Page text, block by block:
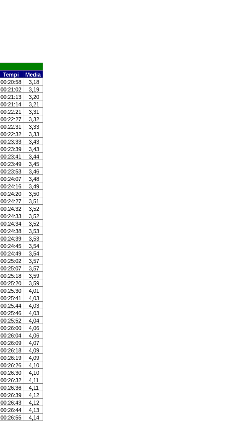
Tempi
Media
00:20:58
3,18
00:21:02
3,19
00:21:13
3,20
00:21:14
3,21
00:22:21
3,31
00:22:27
3,32
00:22:31
3,33
00:22:32
3,33
00:23:33
3,43
00:23:39
3,43
00:23:41
3,44
00:23:49
3,45
00:23:53
3,46
00:24:07
3,48
00:24:16
3,49
00:24:20
3,50
00:24:27
3,51
00:24:32
3,52
00:24:33
3,52
00:24:34
3,52
00:24:38
3,53
00:24:39
3,53
00:24:45
3,54
00:24:49
3,54
00:25:02
3,57
00:25:07
3,57
00:25:18
3,59
00:25:20
3,59
00:25:30
4,01
00:25:41
4,03
00:25:44
4,03
00:25:46
4,03
00:25:52
4,04
00:26:00
4,06
00:26:04
4,06
00:26:09
4,07
00:26:18
4,09
00:26:19
4,09
00:26:26
4,10
00:26:30
4,10
00:26:32
4,11
00:26:36
4,11
00:26:39
4,12
00:26:43
4,12
00:26:44
4,13
00:26:55
4,14